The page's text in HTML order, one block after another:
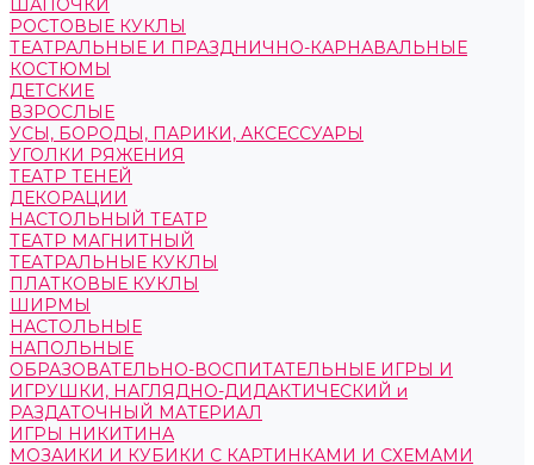
ШАПОЧКИ
РОСТОВЫЕ КУКЛЫ
ТЕАТРАЛЬНЫЕ И ПРАЗДНИЧНО-КАРНАВАЛЬНЫЕ
КОСТЮМЫ
ДЕТСКИЕ
ВЗРОСЛЫЕ
УСЫ, БОРОДЫ, ПАРИКИ, АКСЕССУАРЫ
УГОЛКИ РЯЖЕНИЯ
ТЕАТР ТЕНЕЙ
ДЕКОРАЦИИ
НАСТОЛЬНЫЙ ТЕАТР
ТЕАТР МАГНИТНЫЙ
ТЕАТРАЛЬНЫЕ КУКЛЫ
ПЛАТКОВЫЕ КУКЛЫ
ШИРМЫ
НАСТОЛЬНЫЕ
НАПОЛЬНЫЕ
ОБРАЗОВАТЕЛЬНО-ВОСПИТАТЕЛЬНЫЕ ИГРЫ И
ИГРУШКИ, НАГЛЯДНО-ДИДАКТИЧЕСКИЙ и
РАЗДАТОЧНЫЙ МАТЕРИАЛ
ИГРЫ НИКИТИНА
МОЗАИКИ И КУБИКИ С КАРТИНКАМИ И СХЕМАМИ